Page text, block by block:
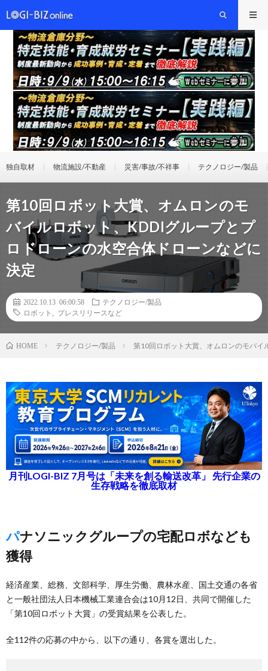
独自取材 物流施設/不動産 災害/事故/不祥事 テクノロジー/製品
第10回ロボット大賞、オムロンのモ
バイルロボット、KDDIグループとプ
ロドローンの水空合体ドローンなどに
決定
2022.10.13 06:00:58
テクノロジー/製品
ロボット
プレスリリースなど
HOME テクノロジー/製品 第10回ロボット大賞、オムロンのモバイ
月刊LOGI-BIZ 7月号は「未来を創る輸送改革」 先行企業の
生存戦略を徹底取材
パナソニックグループの宅配ロボなども
獲得
経済産業、総務、文部科学、厚生労働、農林水産、国土交通の各省
と一般社団法人日本機械工業連合会は10月12日、共同で開催した
「第10回ロボット大賞」の受賞結果を公表した。
全112件の応募の中から、以下の通り、各賞を選出した。